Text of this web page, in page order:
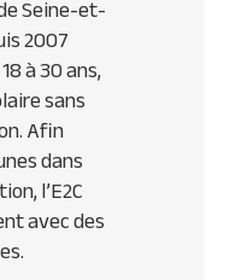
Seine-et-
2007
à 30 ans,
sans
Afin
dans
l’E2C
avec des